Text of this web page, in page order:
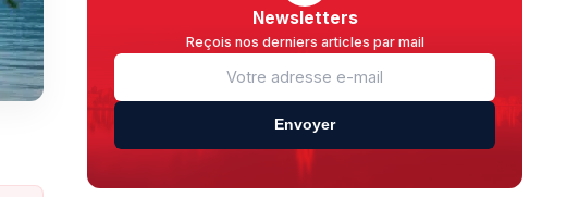
Newsletters
Reçois nos derniers articles par mail
Envoyer